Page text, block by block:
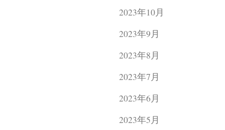
2023年10月
2023年9月
2023年8月
2023年7月
2023年6月
2023年5月